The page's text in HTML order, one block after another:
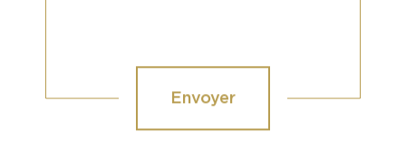
Envoyer